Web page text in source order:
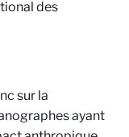
des
sur la
ayant